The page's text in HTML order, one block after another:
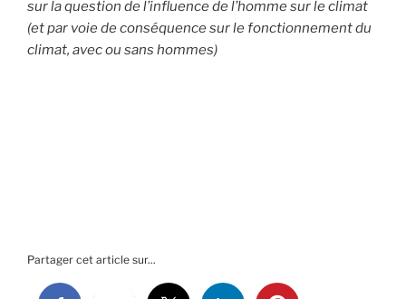
sur la question de l’influence de l’homme sur le climat
(et par voie de conséquence sur le fonctionnement du
climat, avec ou sans hommes)
Partager cet article sur...